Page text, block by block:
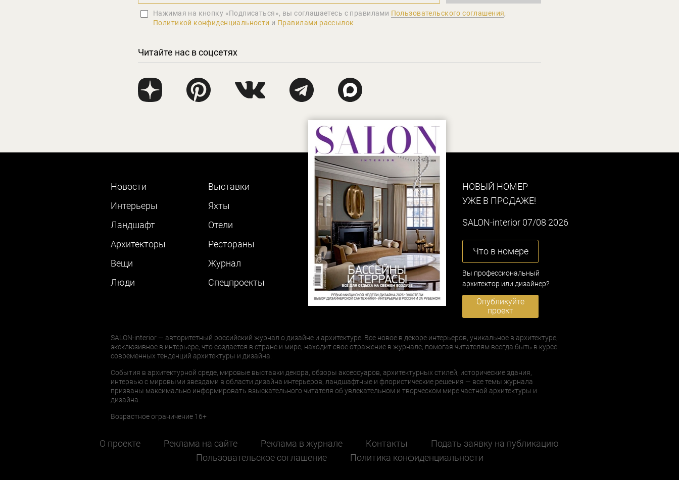
Нажимая на кнопку «Подписаться», вы соглашаетеcь с правилами Пользовательского соглашения,
Политикой конфиденциальности и Правилами рассылок
Читайте нас в соцсетях
Новости
Интерьеры
Ландшафт
Архитекторы
Вещи
Люди
Выставки
Яхты
Отели
Рестораны
Журнал
Cпецпроекты
НОВЫЙ НОМЕР
УЖЕ В ПРОДАЖЕ!
SALON-interior 07/08 2026
Что в номере
Вы профессиональный
архитектор или дизайнер?
Опубликуйте
проект
SALON-interior — авторитетный российский журнал о дизайне и архитектуре. Все новое в декоре интерьеров, уникальное в архитектуре,
эксклюзивное в интерьере, что создается в стране и мире, находит свое отражение в журнале, помогая читателям всегда быть в курсе
современных тенденций архитектуры и дизайна.
События в архитектурной среде, мировые выставки декора, обзоры аксессуаров, архитектурных стилей, исторические здания,
интервью с мировыми звездами в области дизайна интерьеров, ландшафтные и флористические решения — все темы журнала
призваны максимально информировать взыскательного читателя об увлекательном и творческом мире частной архитектуры и
дизайна.
Возрастное ограничение 16+
О проекте Реклама на сайте Реклама в журнале Контакты
Подать заявку на публикацию
Пользовательское соглашение
Политика конфиденциальности